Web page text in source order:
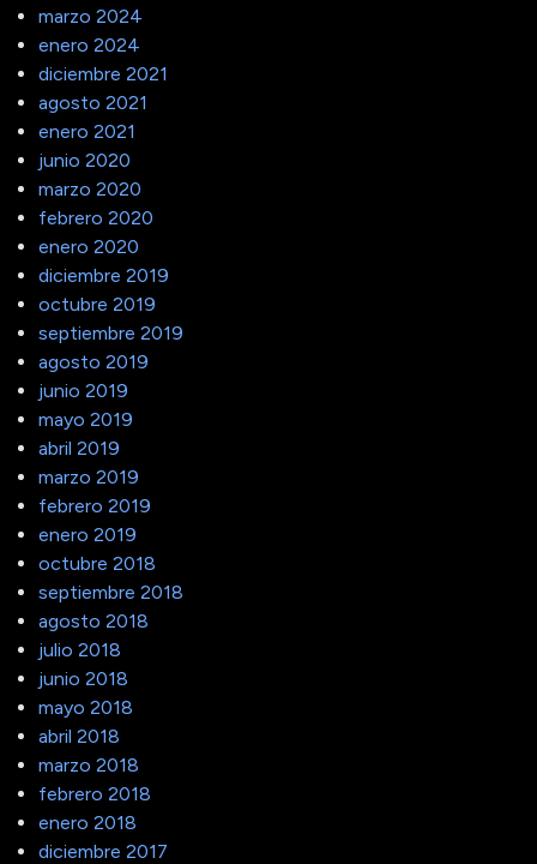
marzo 2024
enero 2024
diciembre 2021
agosto 2021
enero 2021
junio 2020
marzo 2020
febrero 2020
enero 2020
diciembre 2019
octubre 2019
septiembre 2019
agosto 2019
junio 2019
mayo 2019
abril 2019
marzo 2019
febrero 2019
enero 2019
octubre 2018
septiembre 2018
agosto 2018
julio 2018
junio 2018
mayo 2018
abril 2018
marzo 2018
febrero 2018
enero 2018
diciembre 2017